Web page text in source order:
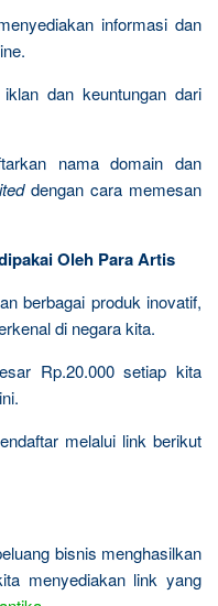
informasi dan
dan keuntungan dari
nama domain dan
dengan cara memesan
Oleh Para Artis
berbagai produk inovatif,
di negara kita.
Rp.20.000 setiap kita
melalui link berikut
bisnis menghasilkan
menyediakan link yang